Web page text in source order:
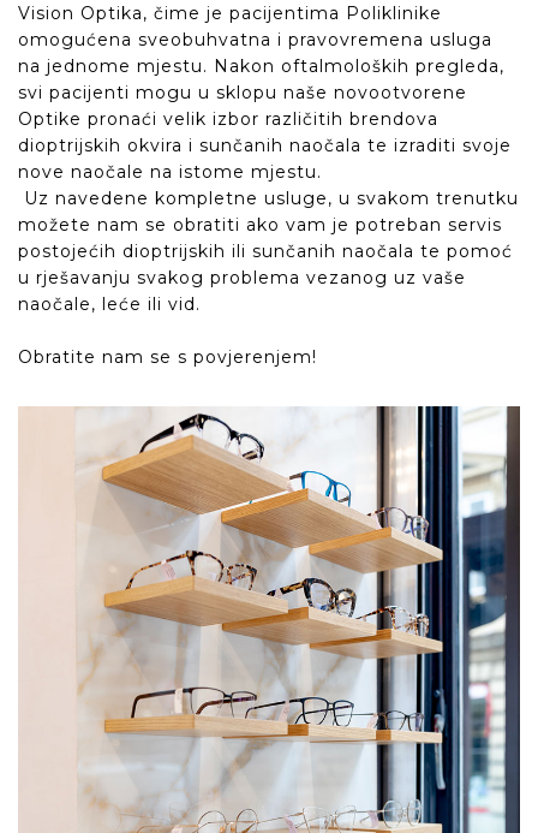
Vision Optika, čime je pacijentima Poliklinike
omogućena sveobuhvatna i pravovremena usluga
na jednome mjestu. Nakon oftalmoloških pregleda,
svi pacijenti mogu u sklopu naše novootvorene
Optike pronaći velik izbor različitih brendova
dioptrijskih okvira i sunčanih naočala te izraditi svoje
nove naočale na istome mjestu.
Uz navedene kompletne usluge, u svakom trenutku
možete nam se obratiti ako vam je potreban servis
postojećih dioptrijskih ili sunčanih naočala te pomoć
u rješavanju svakog problema vezanog uz vaše
naočale, leće ili vid.
Obratite nam se s povjerenjem!